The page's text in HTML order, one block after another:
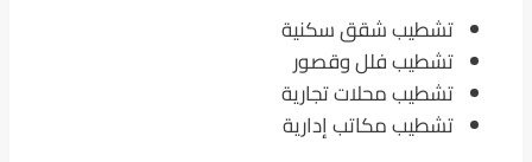
تشطيب شقق سكنية
تشطيب فلل وقصور
تشطيب محلات تجارية
تشطيب مكاتب إدارية